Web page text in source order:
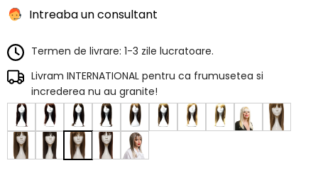
Intreaba un consultant
Termen de livrare: 1-3 zile lucratoare.
Livram INTERNATIONAL pentru ca frumusetea si
increderea nu au granite!